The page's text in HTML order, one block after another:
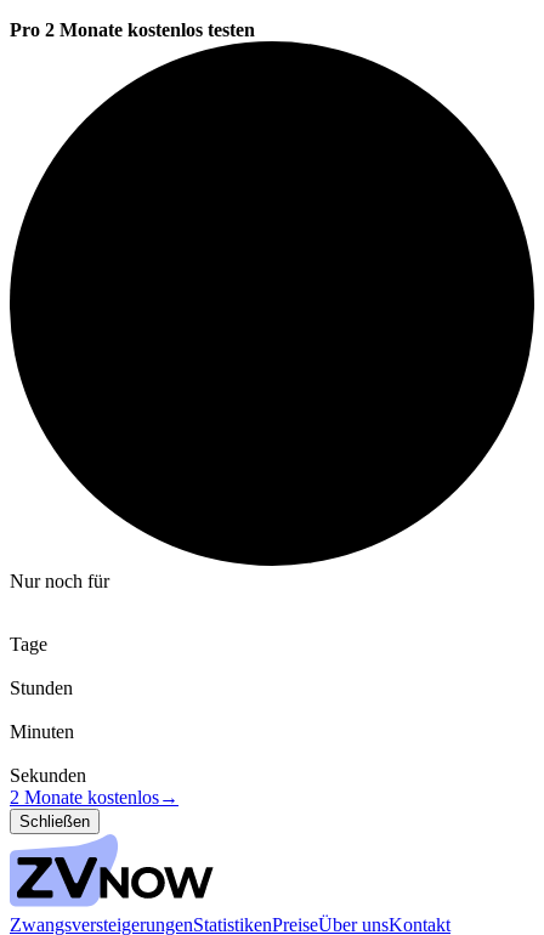
Pro 2 Monate kostenlos testen
Nur noch für
Tage
Stunden
Minuten
Sekunden
2 Monate kostenlos→
Schließen
ZwangsversteigerungenStatistikenPreiseÜber unsKontakt